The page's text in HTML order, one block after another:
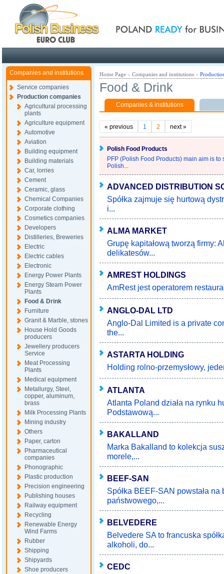
Companies and institutions
Service companies
Production companies
Agricultural processing
plants
Agriculture equipment
Automotive
Aviation
Building equipment
Building materials
Car, lorries
Cement
Ceramic, glass
Chemical Companies
Corporate clothing
Cosmetics companies
Developers
Distilleries, Breweries
Electric
Electric cables
Electronic
Energy Power Plants
Energy Steam Power
Plants
Food & Drink
Furniture
Granit & Marble, stones
House Hold Goods
producers
Jewellery producers
Service
Meat Processing
Plants
Medical equipment
Metallurgy, Steel,
copper, aluminum,
brass
Milk Processing Plants
Mining industry
Others
Paper, carton
Pharmaceutical
companies
Phonographic
Plastic production
Precision engineering
Publishing houses
Railway equipment
Recycling
Renewable Energy
Wind Farms
Rubber
Shipping
Shipyards
Shoe producers
Home Page » Companies and institutions »
Food & Drink
Companies & institutions
« previous 1 2 next»
Polish Food Products
PFP (Polish Food Products) main aim is
Polish...
ADVANCED DISTRIBUTION
Spółka zajmuje się hurtową
i...
ALMA MARKET
Grupę kapitałową tworzą firmy:
delikatesów...
AMREST HOLDINGS
AmRest jest operatorem
ANGLO-DAL LTD
Anglo-Dal Limited is a private
the...
ASTARTA HOLDING
Holding rolno-przemysłowy,
ATLANTA
Atlanta Poland działa na rynku
Podstawową...
BAKALLAND
Marka Bakalland to kolekcja
morele,...
BEEF-SAN
Spółka BEEF-SAN powstała
państwowego,...
BELVEDERE
Belvedere SA to francuska
alkoholi, do...
CEDC